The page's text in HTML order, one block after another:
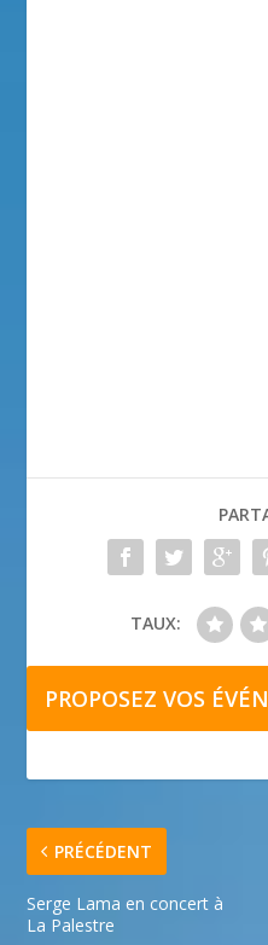
TAUX:
PROPOSEZ VOS
PRÉCÉDENT
Serge Lama en concert à
La Palestre